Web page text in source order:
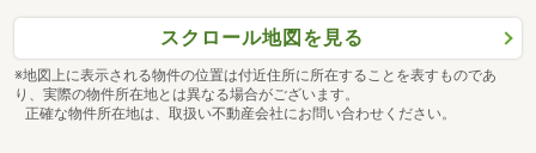
スクロール地図を見る
※地図上に表示される物件の位置は付近住所に所在することを表すものであ
り、実際の物件所在地とは異なる場合がございます。
正確な物件所在地は、取扱い不動産会社にお問い合わせください。